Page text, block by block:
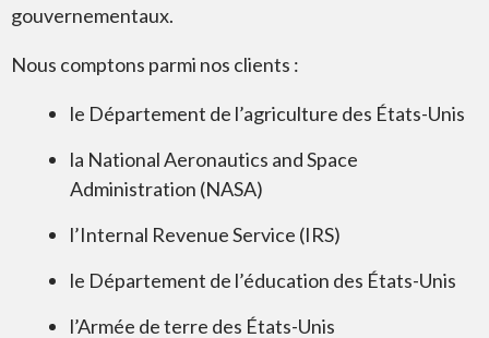
gouvernementaux.
Nous comptons parmi nos clients :
le Département de l’agriculture des États-Unis
la National Aeronautics and Space
Administration (NASA)
l’Internal Revenue Service (IRS)
le Département de l’éducation des États-Unis
l’Armée de terre des États-Unis